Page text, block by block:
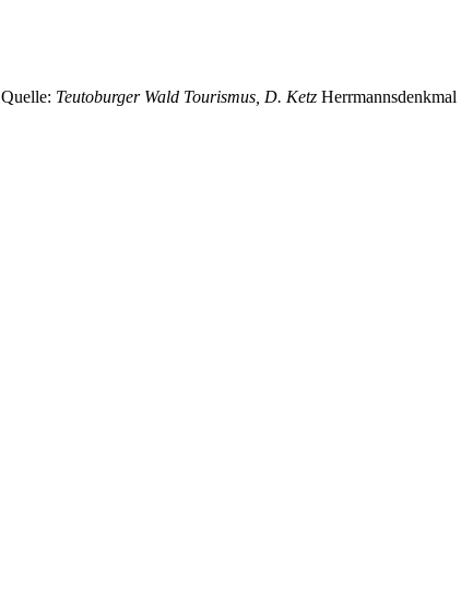
Quelle: Teutoburger Wald Tourismus, D. Ketz Herrmannsdenkmal